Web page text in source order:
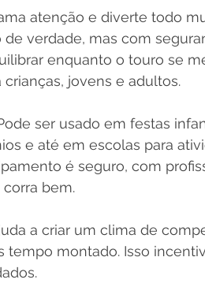
atenção e diverte todo
verdade, mas com
enquanto o touro se
jovens e adultos.
ser usado em festas
e até em escolas para
é seguro, com
bem.
a criar um clima de
montado. Isso